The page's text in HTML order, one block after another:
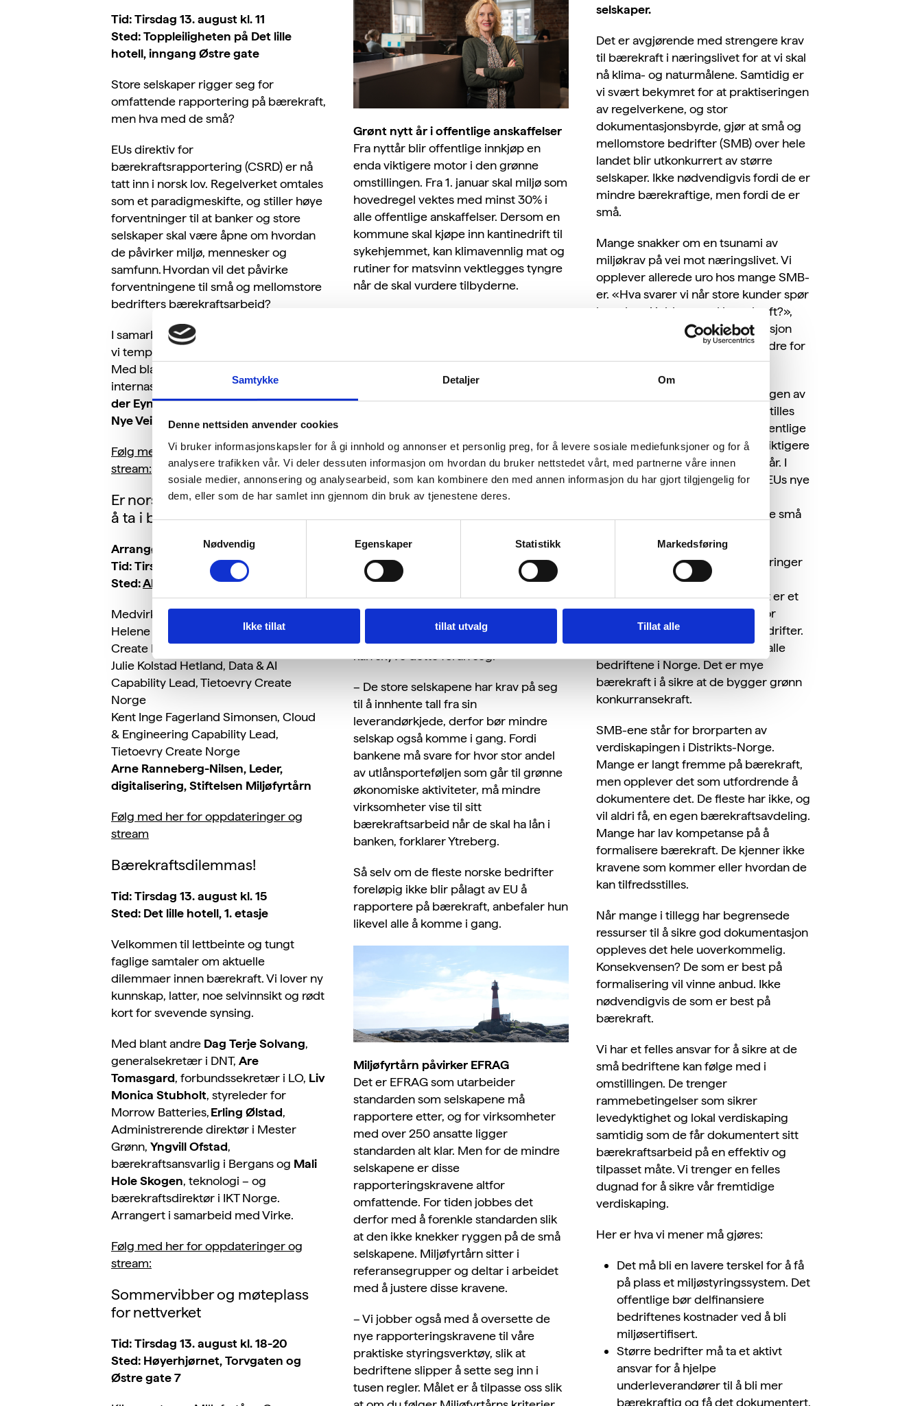
Samtykke Detaljer Om
Denne nettsiden anvender cookies
Vi bruker informasjonskapsler for å gi innhold og annonser et personlig preg, for å levere sosiale mediefunksjoner og for å
analysere trafikken vår. Vi deler dessuten informasjon om hvordan du bruker nettstedet vårt, med partnerne våre innen
sosiale medier, annonsering og analysearbeid, som kan kombinere den med annen informasjon du har gjort tilgjengelig for
dem, eller som de har samlet inn gjennom din bruk av tjenestene deres.
Nødvendig
Egenskaper Statistikk Markedsføring
Ikke tillat tillat utvalg Tillat alle
Tid: Tirsdag 13. august kl. 11
Sted:Toppleiligheten på Det lille
hotell,inngang Østregate
Store selskaper rigger seg for
omfattende rapportering på bærekraft,
men hva med de små?
EUs direktiv for
bærekraftsrapportering (CSRD) er nå
tatt inn i norsk lov. Regelverket omtales
som et paradigmeskifte, og stiller høye
forventninger til at banker og store
selskaper skal være åpne om hvordan
de påvirker miljø, mennesker og
samfunn. Hvordan vil det påvirke
forventningene til små og mellomstore
bedrifters bærekraftsarbeid?
I samarbeid med
vi tempen på bærekraftsrapportering.
Med blant andre
internasjonal i
ogMaarten van
der Eynden,fagansvarlig bærekraft i
Nye Veier
Følg med her for oppdateringer og
stream:
Er norske virksomheter klare for
å ta i bruk KI?
Arrangør:
Tietoevry
Tid: Tirsdag 13. august kl
Sted:Aleppo stasjon
Medvirkende i debatten:
Helene Risti Bergås, Leder, Tietoevry
Create Norge
Julie Kolstad Hetland, Data & AI
Capability Lead, Tietoevry Create
Norge
Kent Inge Fagerland Simonsen, Cloud
& Engineering Capability Lead,
Tietoevry Create Norge
Arne Ranneberg-Nilsen, Leder,
digitalisering, Stiftelsen Miljøfyrtårn
Følg med her for oppdateringer og
stream
Bærekraftsdilemmas!
Tid: Tirsdag 13. august kl. 15
Sted: Det lille hotell, 1. etasje
Velkommen til lettbeinte og tungt
faglige samtaler om aktuelle
dilemmaer innen bærekraft. Vi lover ny
kunnskap, latter, noe selvinnsikt og rødt
kort for svevende synsing.
Med blant andre Dag Terje Solvang,
generalsekretær i DNT, Are
Tomasgard, forbundssekretær i LO, Liv
Monica Stubholt, styrelederfor
Morrow Batteries,Erling Ølstad,
Administrerende direktør i Mester
Grønn, YngvillOfstad,
bærekraftsansvarlig i Bergansog Mali
Hole Skogen, teknologi – og
bærekraftsdirektør i IKT Norge.
Arrangert i samarbeid med Virke.
Følg med her for oppdateringer og
stream:
Sommervibber og møteplass
for nettverket
Tid: Tirsdag 13. august kl. 18-20
Sted: Høyerhjørnet, Torvgaten og
Østre gate 7
Grønt nytt år i offentlige anskaffelser
Fra nyttår blir offentlige innkjøp en
enda viktigere motor i den grønne
omstillingen. Fra 1. januar skal miljø som
hovedregel vektes med minst 30% i
alle offentlige anskaffelser. Dersom en
kommune skal kjøpe inn kantinedrift til
sykehjemmet, kan klimavennlig mat og
rutiner for matsvinn vektlegges tyngre
når de skal vurdere tilbyderne.
systematisk med forbedring. De har
mye bedre forutsetninger for å svare ut
Leverandørkjeden blir viktig
Fra 2025 må de største børsnoterte
selskapene levere omfattende
rapporter på hele ESG-området.
allerede i 2024.
Rapporteringssystemet vil så rulles ut
til å omfatte virksomheter med mer
mellomstore og mindre selskaper. Det
betyr likevel ikke at mindre selskapene
kan skyve dette foran seg.
– De store selskapene har krav på seg
til å innhente tall fra sin
leverandørkjede, derfor bør mindre
selskap også komme i gang. Fordi
bankene må svare for hvor stor andel
av utlånsporteføljen som går til grønne
økonomiske aktiviteter, må mindre
virksomheter vise til sitt
bærekraftsarbeid når de skal ha lån i
banken, forklarer Ytreberg.
Så selv om de fleste norske bedrifter
foreløpig ikke blir pålagt av EU å
rapportere på bærekraft, anbefaler hun
likevel alle å komme i gang.
Miljøfyrtårn påvirker EFRAG
Det er EFRAG som utarbeider
standarden som selskapene må
rapportere etter, og for virksomheter
med over 250 ansatte ligger
standarden alt klar. Men for de mindre
selskapene er disse
rapporteringskravene altfor
omfattende. For tiden jobbes det
derfor med å forenkle standarden slik
at den ikke knekker ryggen på de små
selskapene. Miljøfyrtårn sitter i
referansegrupper og deltar i arbeidet
med å justere disse kravene.
– Vi jobber også med å oversette de
nye rapporteringskravene til våre
praktiske styringsverktøy, slik at
bedriftene slipper å sette seg inn i
tusen regler. Målet er å tilpasse oss slik
selskaper.
Det er avgjørende med strengere krav
til bærekraft i næringslivet for at vi skal
nå klima- og naturmålene. Samtidig er
vi svært bekymret for at praktiseringen
av regelverkene, og stor
dokumentasjonsbyrde, gjør at små og
mellomstore bedrifter (SMB) over hele
landet blir utkonkurrert av større
selskaper. Ikke nødvendigvis fordi de er
mindre bærekraftige, men fordi de er
små.
Mange snakker om en tsunami av
miljøkrav på vei mot næringslivet. Vi
opplever allerede uro hos mange SMB-
er. «Hva svarer vi når store kunder spør
hvordan vi jobber med bærekraft?»,
«Hvilken bærekraftsdokumentasjon
trenger Innovasjon Norge og andre for
at vi skal få støtte?»
Det er først i 2024 den store bølgen av
reguleringer slår inn. Da vil det stilles
strengere krav til bærekraft i offentlige
anskaffelser, og bærekraft blir viktigere
for å få finansiering på gode vilkår. I
tillegg må store bedrifter følge EUs nye
bærekraft, og vil stille krav til sine små
Norske og internasjonale reguleringer
er avgjørende for å øke
omstillingshastigheten, men det er et
stort behov for tilrettelegging for
landets små og mellomstore bedrifter.
Disse utgjør hele 99 prosent av alle
bedriftene i Norge. Det er mye
bærekraft i å sikre at de bygger grønn
konkurransekraft.
SMB-ene står for brorparten av
verdiskapingen i Distrikts-Norge.
Mange er langt fremme på bærekraft,
men opplever det som utfordrende å
dokumentere det. De fleste har ikke, og
vil aldri få, en egen bærekraftsavdeling.
Mange har lav kompetanse på å
formalisere bærekraft. De kjenner ikke
kravene som kommer eller hvordan de
kan tilfredsstilles.
Når mange i tillegg har begrensede
ressurser til å sikre god dokumentasjon
oppleves det hele uoverkommelig.
Konsekvensen? De som er best på
formalisering vil vinne anbud. Ikke
nødvendigvis de som er best på
bærekraft.
Vi har et felles ansvar for å sikre at de
små bedriftene kan følge med i
omstillingen. De trenger
rammebetingelser som sikrer
levedyktighet og lokal verdiskaping
samtidig som de får dokumentert sitt
bærekraftsarbeid på en effektiv og
tilpasset måte. Vi trenger en felles
dugnad for å sikre vår fremtidige
verdiskaping.
Her er hva vi mener må gjøres:
Det må bli en lavere terskel for å få
på plass et miljøstyringssystem. Det
offentlige bør delfinansiere
bedriftenes kostnader ved å bli
miljøsertifisert.
Større bedrifter må ta et aktivt
ansvar for å hjelpe
underleverandører til å bli mer
bærekraftig og få det dokumentert.